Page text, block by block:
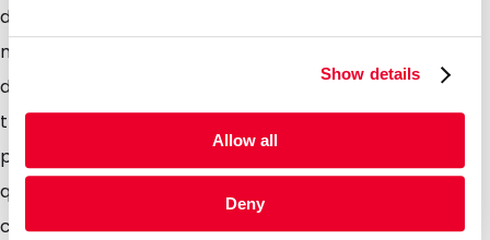
Show details
Allow all
Deny
des blisters de transport ont été choisies de telle
manière, quils peuvent être insérés dans lenveloppe
dexpédition Polymed. Le plupart des blisters de
transport peuvent être envoyé en association ave le
plupart des autres emballages en tant que lettre, ce
qui vous permet de réaliser des économies
considérables sur les frais de port. Vous les utilisez en